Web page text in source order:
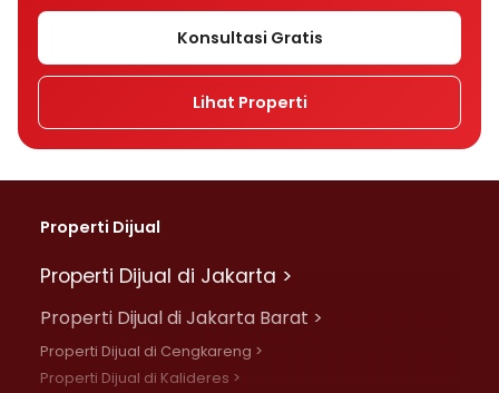
Apakah suku bunga memengaruhi cicilan
KPR?
Apa perbedaan bunga fixed dan floating
dalam KPR?
Mengapa cicilan KPR bisa naik setelah
Apa perbedaan bunga flat, efektif, dan
anuitas?
Rumah Rp500 juta cicilannya berapa per
bulan?
Konsultasi Gratis
Lihat Properti
Properti Dijual
Properti Dijual di Jakarta >
Properti Dijual di Jakarta Barat >
Properti Dijual di Cengkareng >
Properti Dijual di Kalideres >